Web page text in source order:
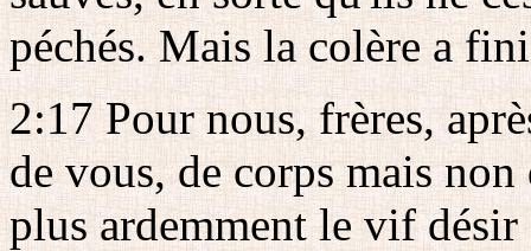
péchés. Mais la colère a
2:17 Pour nous, frères,
de vous, de corps mais
plus ardemment le vif